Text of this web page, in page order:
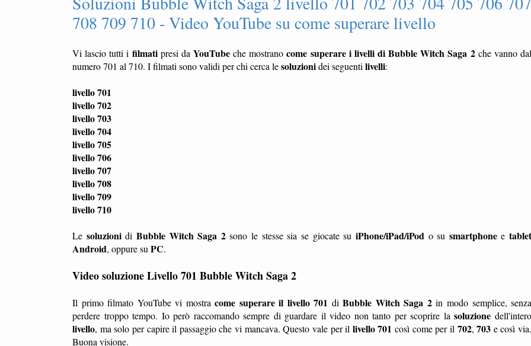
708 709 710 - Video YouTube su come superare livello
Vi lascio tutti i filmatipresi daYouTube che mostranocome superare i livelli di Bubble Witch Saga 2che vanno
numero 701 al 710. I filmati sono validi per chi cerca lesoluzionidei seguenti livelli:
livello 701
livello 702
livello 703
livello 704
livello 705
livello 706
livello 707
livello 708
livello 709
livello 710
Le soluzionidi Bubble Witch Saga 2sono le stesse sia se giocate su iPhone/iPad/iPod o su smartphonee
Android, oppure su PC.
Video soluzione Livello 701 Bubble Witch Saga 2
Il primo filmato YouTube vi mostracome superare il livello 701 diBubble Witch Saga 2in modo semplice,
perdere troppo tempo. Io però raccomando sempre di guardare il video non tanto per scoprire lasoluzione
livello, ma solo per capire il passaggio che vi mancava. Questo vale per il livello 701 così come per il 702,703 e così via.
Buona visione.